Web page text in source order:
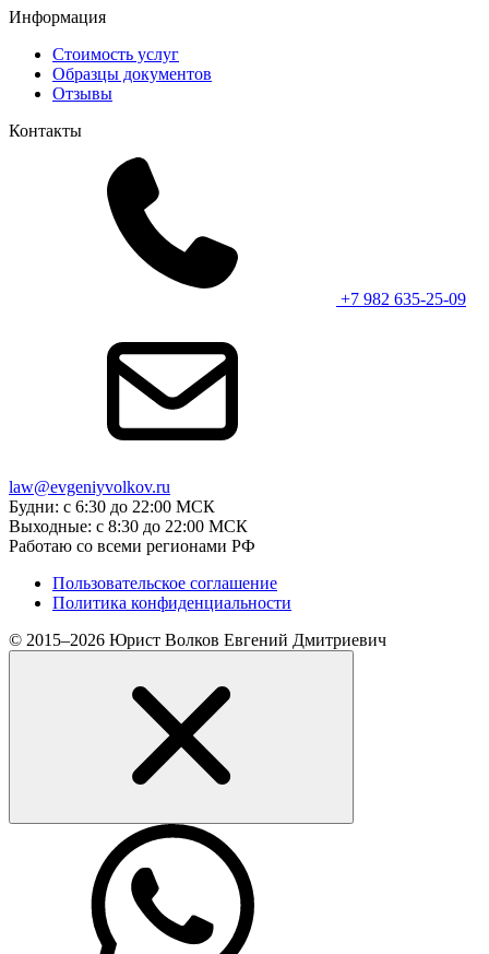
Информация
Стоимость услуг
Образцы документов
Отзывы
Контакты
+7 982 635-25-09
law@evgeniyvolkov.ru
Будни: с 6:30 до 22:00 МСК
Выходные: с 8:30 до 22:00 МСК
Работаю со всеми регионами РФ
Пользовательское соглашение
Политика конфиденциальности
© 2015–2026 Юрист Волков Евгений Дмитриевич